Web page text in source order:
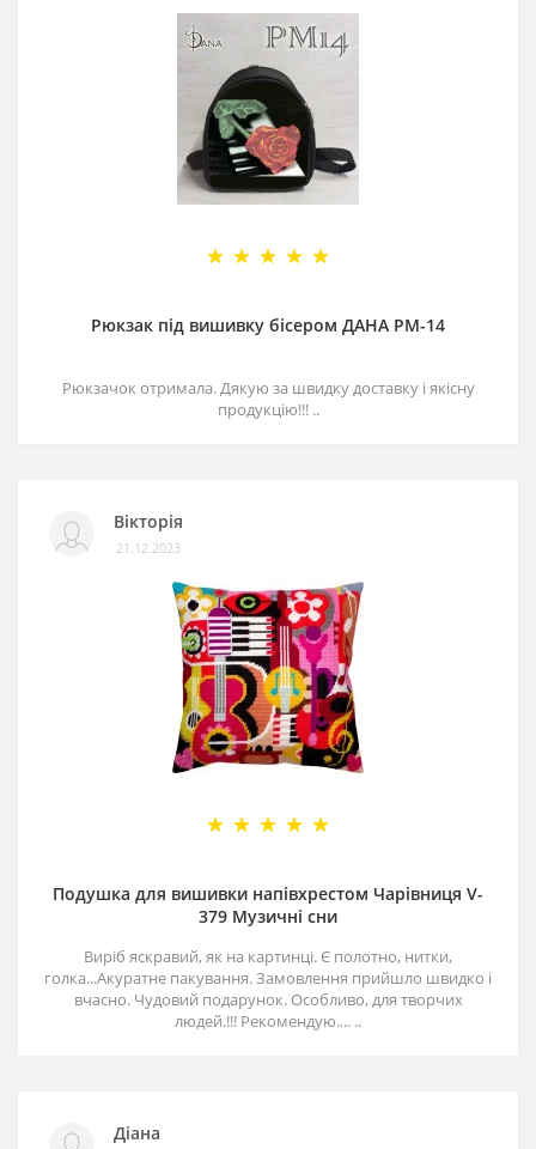
Рюкзак під вишивку бісером ДАНА РМ-14
Рюкзачок отримала. Дякую за швидку доставку і якісну
продукцію!!! ..
Вікторія
21.12.2023
Подушка для вишивки напівхрестом Чарівниця V-
379 Музичні сни
Виріб яскравий, як на картинці. Є полотно, нитки,
голка...Акуратне пакування. Замовлення прийшло швидко і
вчасно. Чудовий подарунок. Особливо, для творчих
людей.!!! Рекомендую.... ..
Діана